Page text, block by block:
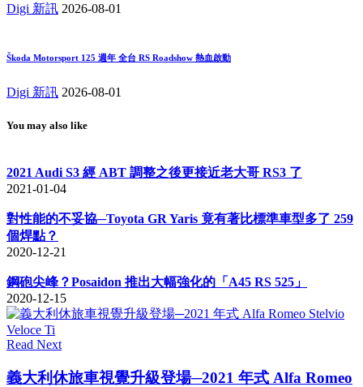
Digi 新訊 2026-08-01
Škoda Motorsport 125 週年 全台 RS Roadshow 熱血啟動
Digi 新訊 2026-08-01
You may also like
2021 Audi S3 經 ABT 調整之後更接近老大哥 RS3 了
2021-01-04
對性能的不妥協─Toyota GR Yaris 竟有著比標準車型多了 259
個焊點？
2020-12-21
鋼砲尖峰？Posaidon 推出大幅強化的「A45 RS 525」
2020-12-15
Read Next
義大利休旅車視覺升級登場─2021 年式 Alfa Romeo